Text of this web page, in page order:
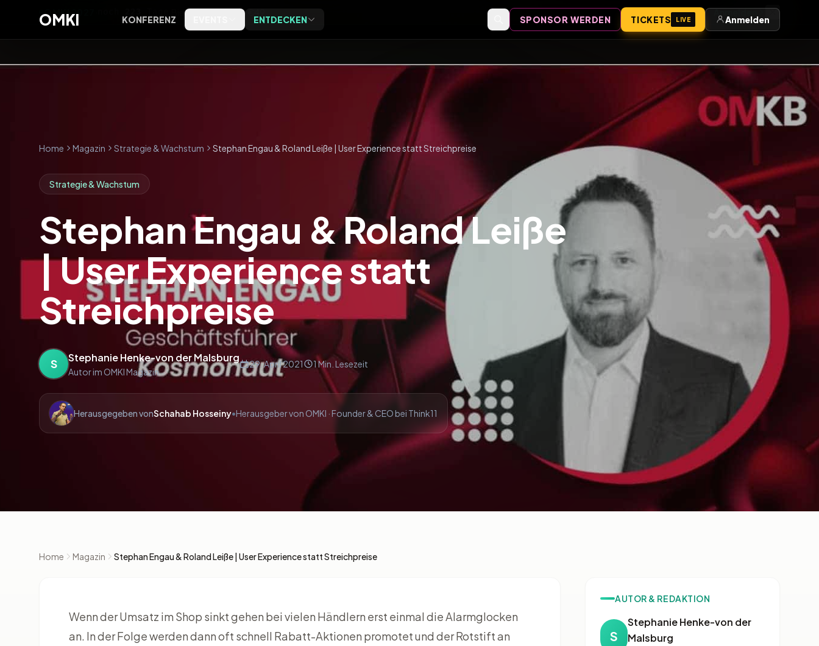
OMKI 2027 Bielefeld·Early Bird €49 Anmelden
OMKI KONFERENZ ENTDECKEN
Formate und Einordnung
Speaker-Profile und Archiv
Vorträge, Tutorials und Archiv
Podcast
Das OMKI Podcast-Archiv
SPONSOR WERDEN TICKETS LIVE Anmelden
Home Magazin Strategie & Wachstum Stephan Engau & Roland Leiße | User Experience statt Streichpreise
Strategie & Wachstum
Stephan Engau & Roland Leiße
| User Experience statt
Streichpreise
S Stephanie Henke-von der Malsburg
Autor im OMKI Magazin
29. April 2021 1 Min. Lesezeit
Herausgegeben vonSchahab Hosseiny•Herausgeber von OMKI · Founder & CEO bei Think11
Home Magazin Stephan Engau & Roland Leiße | User Experience statt Streichpreise
Wenn der Umsatz im Shop sinkt gehen bei vielen Händlern erst einmal die Alarmglocken
an. In der Folge werden dann oft schnell Rabatt-Aktionen promotet und der Rotstift an
AUTOR & REDAKTION
S
Stephanie Henke-von der
Malsburg